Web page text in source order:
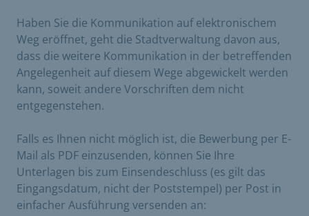
Haben Sie die Kommunikation auf elektronischem
Weg eröffnet, geht die Stadtverwaltung davon aus,
dass die weitere Kommunikation in der betreffenden
Angelegenheit auf diesem Wege abgewickelt werden
kann, soweit andere Vorschriften dem nicht
entgegenstehen.
Falls es Ihnen nicht möglich ist, die Bewerbung per E-
Mail als PDF einzusenden, können Sie Ihre
Unterlagen bis zum Einsendeschluss (es gilt das
Eingangsdatum, nicht der Poststempel) per Post in
einfacher Ausführung versenden an: